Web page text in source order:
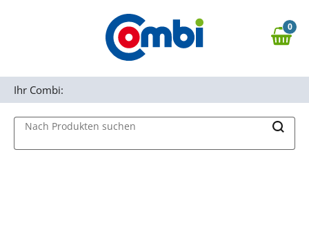
Zur Navigation springen
0,00 €
0
Nach Produkten suchen
Ihr Combi: